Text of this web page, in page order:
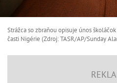
Strážca so zbraňou opisuje únos
časti Nigérie (Zdroj: TASR/AP/Sunday